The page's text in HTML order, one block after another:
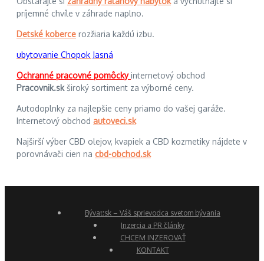
príjemné chvíle v záhrade naplno.
Detské koberce rozžiaria každú izbu.
ubytovanie Chopok Jasná
Ochranné pracovné pomôckyinternetový obchod
Pracovnik.skširoký sortiment za výborné ceny.
Autodoplnky za najlepšie ceny priamo do vašej garáže.
Internetový obchod autoveci.sk
Najširší výber CBD olejov, kvapiek a CBD kozmetiky nájdete v
porovnávači cien na cbd-obchod.sk
Bývať.sk – Váš sprievodca svetom bývania
Inzercia a PR články
CHCEM INZEROVAŤ
KONTAKT